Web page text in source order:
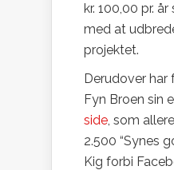
kr. 100,00 pr.
med at
projektet.
Derudover har
Fyn Broen sin
side, som
2.500 “Synes
Kig forbi